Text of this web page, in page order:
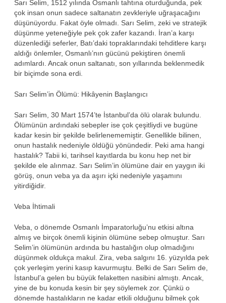
Sarı Selim, 1512 yılında Osmanlı tahtına oturduğunda, pek
çok insan onun sadece saltanatın zevkleriyle uğraşacağını
düşünüyordu. Fakat öyle olmadı. Sarı Selim, zeki ve stratejik
düşünme yeteneğiyle pek çok zafer kazandı. İran’a karşı
düzenlediği seferler, Batı’daki topraklarındaki tehditlere karşı
aldığı önlemler, Osmanlı’nın gücünü pekiştiren önemli
adımlardı. Ancak onun saltanatı, son yıllarında beklenmedik
bir biçimde sona erdi.
Sarı Selim’in Ölümü: Hikâyenin Başlangıcı
Sarı Selim, 30 Mart 1574’te İstanbul’da ölü olarak bulundu.
Ölümünün ardındaki sebepler ise çok çeşitliydi ve bugüne
kadar kesin bir şekilde belirlenememiştir. Genellikle bilinen,
onun hastalık nedeniyle öldüğü yönündedir. Peki ama hangi
hastalık? Tabii ki, tarihsel kayıtlarda bu konu hep net bir
şekilde ele alınmaz. Sarı Selim’in ölümüne dair en yaygın iki
görüş, onun veba ya da aşırı içki nedeniyle yaşamını
yitirdiğidir.
Veba İhtimali
Veba, o dönemde Osmanlı İmparatorluğu’nu etkisi altına
almış ve birçok önemli kişinin ölümüne sebep olmuştur. Sarı
Selim’in ölümünün ardında bu hastalığın olup olmadığını
düşünmek oldukça makul. Zira, veba salgını 16. yüzyılda pek
çok yerleşim yerini kasıp kavurmuştu. Belki de Sarı Selim de,
İstanbul’a gelen bu büyük felaketten nasibini almıştı. Ancak,
yine de bu konuda kesin bir şey söylemek zor. Çünkü o
dönemde hastalıkların ne kadar etkili olduğunu bilmek çok